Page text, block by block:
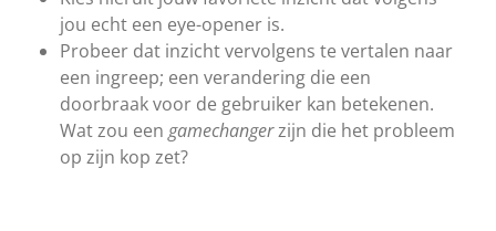
jou echt een eye-opener is.
Probeer dat inzicht vervolgens te vertalen naar
een ingreep; een verandering die een
doorbraak voor de gebruiker kan betekenen.
Wat zou een gamechangerzijn die het probleem
op zijn kop zet?